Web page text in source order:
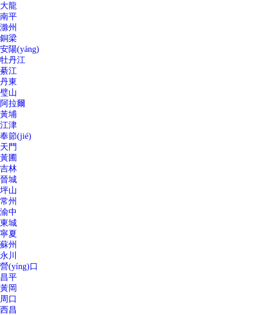
大龍
南平
滁州
銅梁
安陽(yáng)
牡丹江
綦江
丹東
璧山
阿拉爾
黃埔
江津
奉節(jié)
天門
黃圃
吉林
晉城
坪山
常州
渝中
東城
寧夏
蘇州
永川
營(yíng)口
昌平
黃岡
周口
西昌